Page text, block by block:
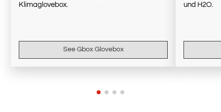
Klimaglovebox.
See Gbox Glovebox
und H2O.